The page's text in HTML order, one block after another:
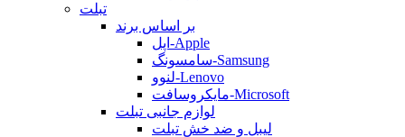
تبلت
بر اساس برند
اپل-Apple
سامسونگ-Samsung
لنوو-Lenovo
مایکروسافت-Microsoft
لوازم جانبی تبلت
لیبل و ضد خش تبلت